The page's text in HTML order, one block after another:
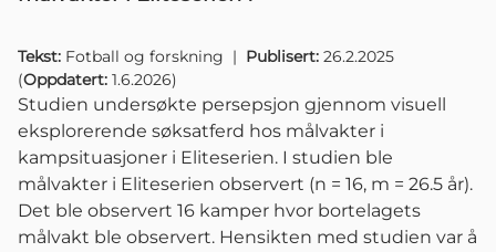
Tekst: Fotball og forskning | Publisert: 26.2.2025
(Oppdatert: 1.6.2026)
Studien undersøkte persepsjon gjennom visuell
eksplorerende søksatferd hos målvakter i
kampsituasjoner i Eliteserien. I studien ble
målvakter i Eliteserien observert (n = 16, m = 26.5 år).
Det ble observert 16 kamper hvor bortelagets
målvakt ble observert. Hensikten med studien var å